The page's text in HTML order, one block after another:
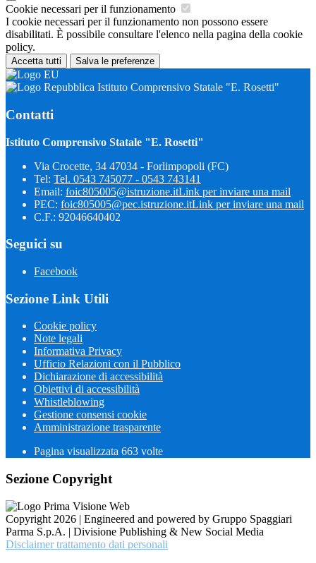
Cookie necessari per il funzionamento
I cookie necessari per il funzionamento non possono essere
disabilitati. È possibile consultare l'elenco nella pagina della cookie
policy.
Accetta tutti Salva le preferenze
Istituto Comprensivo Statale "E. Rosetti"
Contatti
Istituto Comprensivo Statale "E. Rosetti"
Via Crocette, 34 47034 - Forlimpopoli (FC)
Tel: Tel. 0543 745077 - 0543 743141
Email: foic805005@istruzione.itLink per inviare una mail
PEC: foic805005@pec.istruzione.itLink per inviare una mail
C.F.: 92046640402
Seguici su
Facebook
Sezione Link Utili
Cookie policy
Note legali
Informativa Privacy
Ufficio Relazioni con il Pubblico
Dichiarazione di accessibilità
Obiettivi di accessibilità
Whistleblowing
Gestione consensi cookie
Amministrazione trasparente
Pagina visualizzata 663 volte
Sezione Copyright
Copyright 2026 | Engineered and powered by Gruppo Spaggiari
Parma S.p.A. | Divisione Publishing & New Social Media
Disclaimer trattamento dati personali